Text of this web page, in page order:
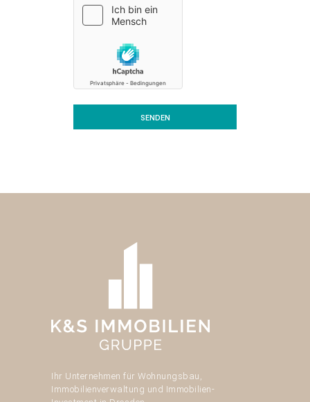
Ihr Unternehmen für Wohnungsbau,
Immobilienverwaltung und Immobilien-